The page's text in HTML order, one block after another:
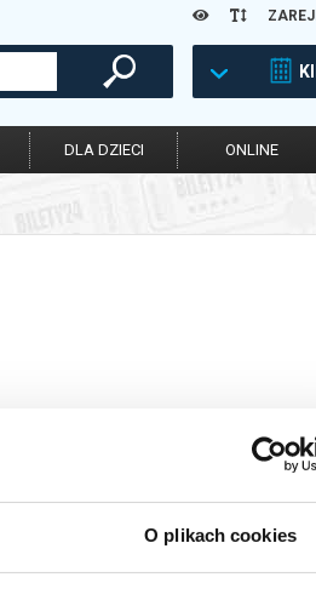
O plikach cookies
DLA DZIECI ONLINE